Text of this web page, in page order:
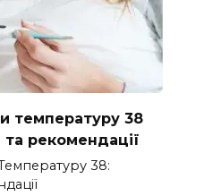
температуру 38
та рекомендації
38: